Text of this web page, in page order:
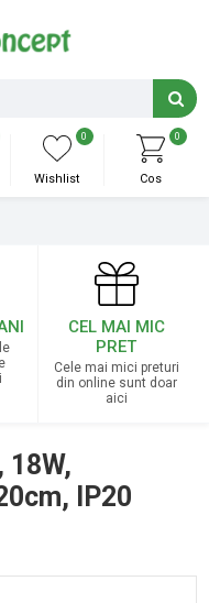
0
Cos
0
Wishlist
CEL MAI MIC
PRET
Cele mai mici preturi
din online sunt doar
aici
18W,
IP20